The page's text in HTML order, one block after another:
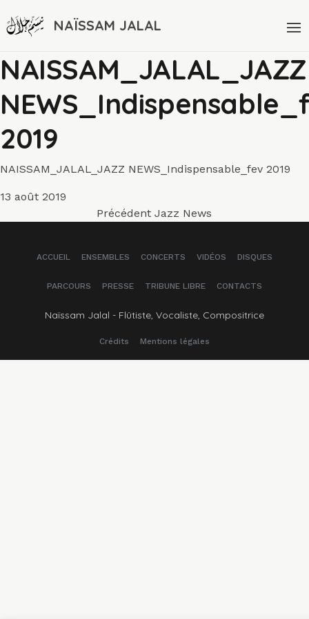
NAÏSSAM JALAL
NAISSAM_JALAL_JAZZ
2019
NAISSAM_JALAL_JAZZ NEWS_Indispensable_fev 2019
Publié
13 août 2019
NavigationPrécédent Article
Jazz News
ACCUEIL ENSEMBLES CONCERTS VIDÉOS DISQUES
PARCOURS PRESSE TRIBUNE LIBRE CONTACTS
Naïssam Jalal - Flûtiste, Vocaliste, Compositrice
Crédits Mentions légales